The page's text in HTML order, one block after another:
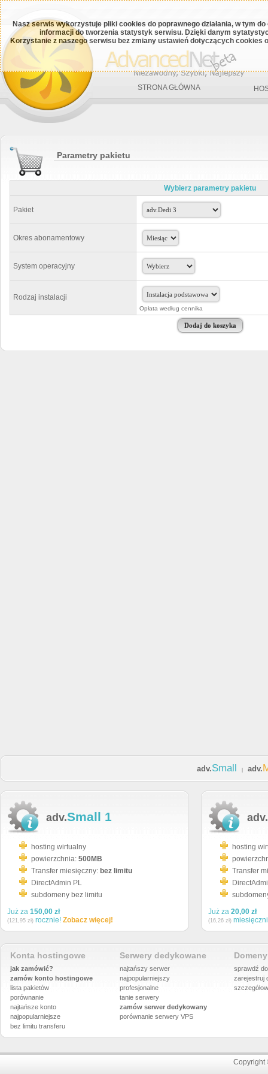
Nasz serwis wykorzystuje pliki cookies do poprawnego działania, w tym
informacji do tworzenia statystyk serwisu. Dzięki danym
Korzystanie z naszego serwisu bez zmiany ustawień dotyczących cookies
STRONA GŁÓWNA
Parametry pakietu
Wybierz parametry pakietu
Pakiet
Okres abonamentowy
System operacyjny
Rodzaj instalacji
Opłata według cennika
adv.Small adv.
adv.Small 1
hosting wirtualny
powierzchnia: 500MB
Transfer miesięczny: bez limitu
DirectAdmin PL
subdomeny bez limitu
Już za 150,00 zł
(121,95 zł) rocznie! Zobacz więcej!
adv.
hosting
Transfer
Już za 20,00 zł
(16,26 zł)
Konta hostingowe
jak zamówić?
zamów konto hostingowe
lista pakietów
porównanie
najtańsze konto
najpopularniejsze
bez limitu transferu
Serwery dedykowane
najtańszy serwer
najpopularniejszy
profesjonalne
tanie serwery
zamów serwer dedykowany
porównanie serwery VPS
sprawdź
zarejestruj
Copyright